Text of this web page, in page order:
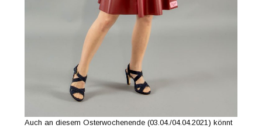
Auch an diesem Osterwochenende (03.04./04.04.2021) könnt